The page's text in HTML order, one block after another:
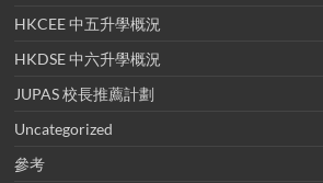
HKCEE 中五升學概況
HKDSE 中六升學概況
JUPAS 校長推薦計劃
Uncategorized
參考